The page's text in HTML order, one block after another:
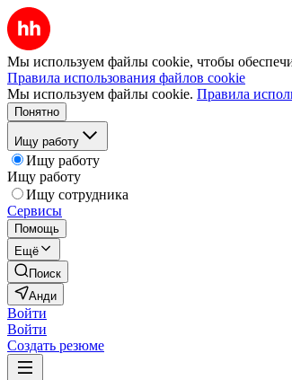
Мы используем файлы cookie, чтобы
Правила использования файлов cookie
Мы используем файлы cookie. Правила
Понятно
Ищу работу
Ищу работу
Ищу работу
Ищу сотрудника
Сервисы
Помощь
Ещё
Поиск
Анди
Войти
Войти
Создать резюме